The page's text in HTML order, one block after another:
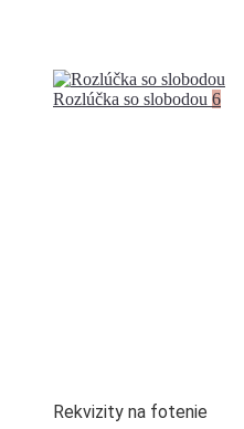
Rozlúčka so slobodou 6
Rekvizity na fotenie